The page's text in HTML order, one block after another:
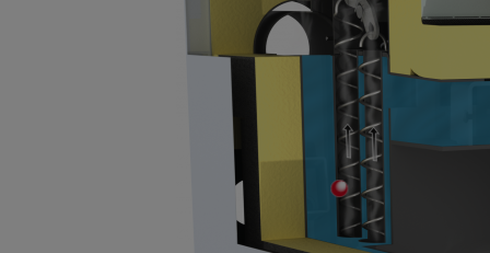
Serbatoio pellet